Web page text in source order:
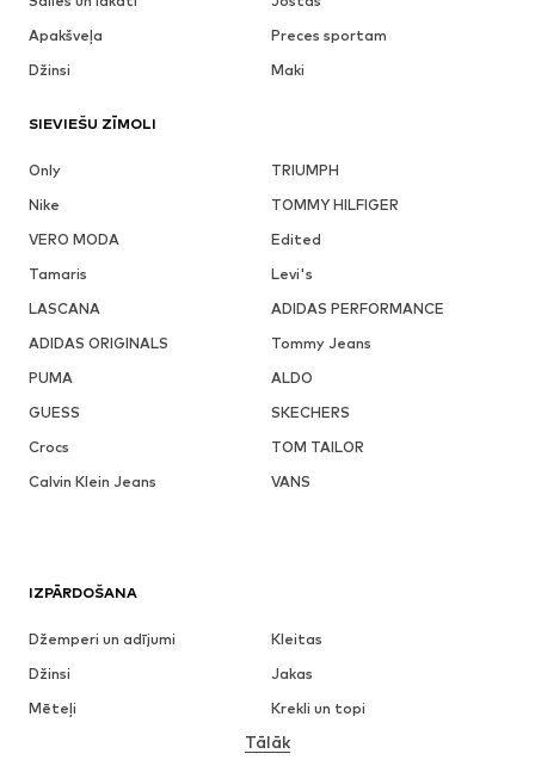
Apakšveļa
Preces sportam
Džinsi
Maki
SIEVIEŠU ZĪMOLI
Only
TRIUMPH
Nike
TOMMY HILFIGER
VERO MODA
Edited
Tamaris
Levi's
LASCANA
ADIDAS PERFORMANCE
ADIDAS ORIGINALS
Tommy Jeans
PUMA
ALDO
GUESS
SKECHERS
Crocs
TOM TAILOR
Calvin Klein Jeans
VANS
IZPĀRDOŠANA
Džemperi un adījumi
Kleitas
Džinsi
Jakas
Mēteļi
Krekli un topi
Apakšveļa
Tālāk